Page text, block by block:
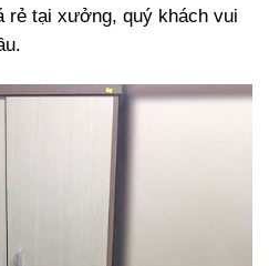
rẻ tại xưởng, quý khách vui